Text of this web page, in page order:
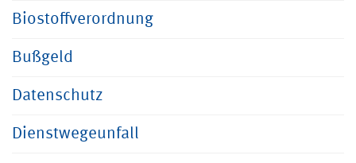
Biostoffverordnung
Bußgeld
Datenschutz
Dienstwegeunfall